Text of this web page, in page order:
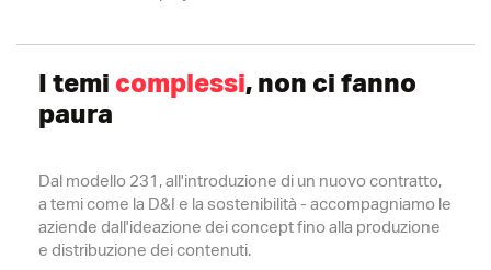
I temi complessi, non ci fanno
paura
Dal modello 231, all'introduzione di un nuovo contratto,
a temi come la D&I e la sostenibilità - accompagniamo le
aziende dall'ideazione dei concept fino alla produzione
e distribuzione dei contenuti.